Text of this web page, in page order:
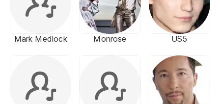
Mark Medlock Monrose US5